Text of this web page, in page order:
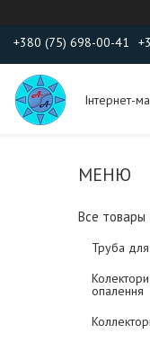
+380 (75) 698-00-41
Інтернет-
Все товары
Труба для
опалення